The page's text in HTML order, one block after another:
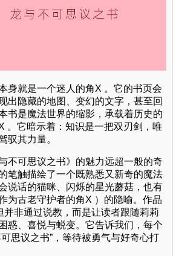
身就是一个迷人的角X 。它的书页会
出隐藏的地图、变幻的文字，甚至回
书是魔法世界的缩影，承载着历史的
。它暗示着：知识是一把双刃剑，唯
驭其力量。
不可思议之书》的魅力远超一般的奇
笔触描绘了一个既熟悉又新奇的魔法
话的猫咪、闪烁的星光蘑菇，也有
为古老守护者的角X ）的隐喻。作品
并非通过说教，而是让读者跟随莉莉
惑、喜悦与蜕变。它告诉我们，每个
思议之书”，等待被勇气与好奇心打